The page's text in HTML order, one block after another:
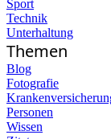
Sport
Technik
Unterhaltung
Themen
Blog
Fotografie
Personen
Wissen